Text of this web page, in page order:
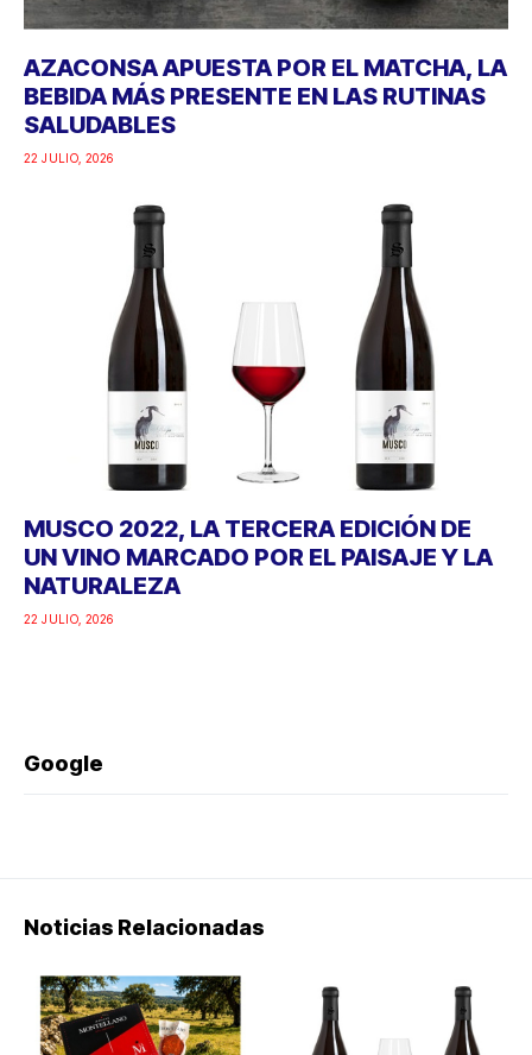
AZACONSA APUESTA POR EL MATCHA, LA
BEBIDA MÁS PRESENTE EN LAS RUTINAS
SALUDABLES
22 JULIO, 2026
MUSCO 2022, LA TERCERA EDICIÓN DE
UN VINO MARCADO POR EL PAISAJE Y LA
NATURALEZA
22 JULIO, 2026
Google
Noticias Relacionadas